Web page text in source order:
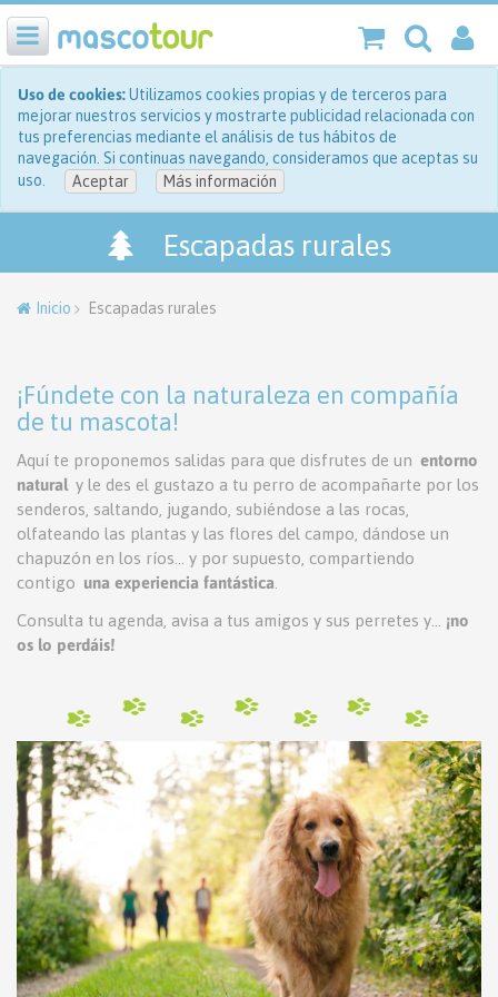
Uso de cookies:Utilizamos cookies propias y de terceros para
mejorar nuestros servicios y mostrarte publicidad relacionada con
tus preferencias mediante el análisis de tus hábitos de
navegación. Si continuas navegando, consideramos que aceptas su
uso.
Aceptar Más información
Escapadas rurales
Inicio Escapadas rurales
¡Fúndete con la naturaleza en compañía
de tu mascota!
Aquí te proponemos salidas para que disfrutes de un entorno
naturaly le des el gustazo a tu perro de acompañarte por los
senderos, saltando, jugando, subiéndose a las rocas,
olfateando las plantas y las flores del campo, dándose un
chapuzón en los ríos... y por supuesto, compartiendo
contigo una experiencia fantástica
Consulta tu agenda, avisa a tus amigos y sus perretes y... ¡no
os lo perdáis!